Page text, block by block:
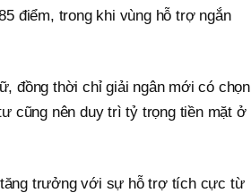
điểm, trong khi vùng hỗ trợ ngắn
đồng thời chỉ giải ngân mới có chọn
cũng nên duy trì tỷ trọng tiền mặt ở
trưởng với sự hỗ trợ tích cực từ